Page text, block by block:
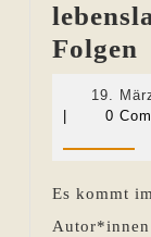
Folgen
19.
0
Es kommt
Autor*innen